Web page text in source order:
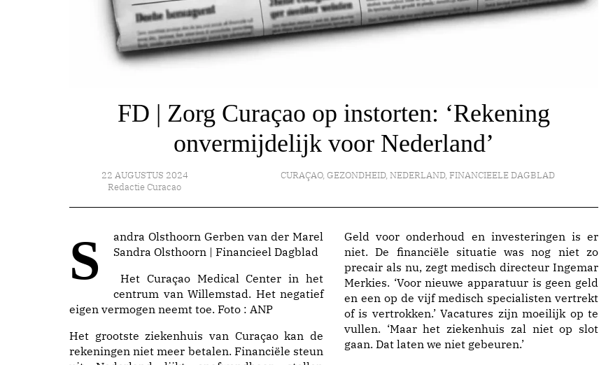
FD | Zorg Curaçao op instorten: ‘Rekening
onvermijdelijk voor Nederland’
22 AUGUSTUS 2024
Redactie Curacao
CURAÇAO, GEZONDHEID, NEDERLAND, FINANCIEELE DAGBLAD
Sandra Olsthoorn Gerben van der Marel
Sandra Olsthoorn | Financieel Dagblad
Het Curaçao Medical Center in het
centrum van Willemstad. Het negatief
eigen vermogen neemt toe. Foto : ANP
Het grootste ziekenhuis van Curaçao kan de
rekeningen niet meer betalen. Financiële steun
Geld voor onderhoud en investeringen is er
niet. De financiële situatie was nog niet zo
precair als nu, zegt medisch directeur Ingemar
Merkies. ‘Voor nieuwe apparatuur is geen geld
en een op de vijf medisch specialisten vertrekt
of is vertrokken.’ Vacatures zijn moeilijk op te
vullen. ‘Maar het ziekenhuis zal niet op slot
gaan. Dat laten we niet gebeuren.’